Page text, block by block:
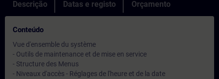
Descrição Datas e registo Orçamento
Conteúdo
Vue d'ensemble du système
- Outils de maintenance et de mise en service
- Structure des Menus
- Niveaux d'accès - Réglages de l'heure et de la date